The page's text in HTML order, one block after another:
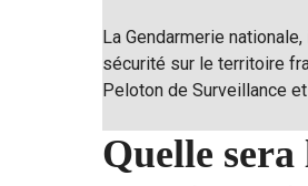
La Gendarmerie
sécurité sur le territoire
Peloton de Surveillance
Quelle sera